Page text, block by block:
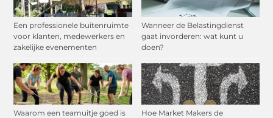
Een professionele buitenruimte
voor klanten, medewerkers en
zakelijke evenementen
Wanneer de Belastingdienst
gaat invorderen: wat kunt u
doen?
Waarom een teamuitje goed is
Hoe Market Makers de